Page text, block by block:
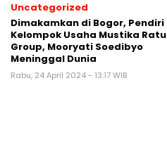
Uncategorized
Dimakamkan di Bogor, Pendiri
Kelompok Usaha Mustika Ratu
Group, Mooryati Soedibyo
Meninggal Dunia
Rabu, 24 April 2024 - 13:17 WIB